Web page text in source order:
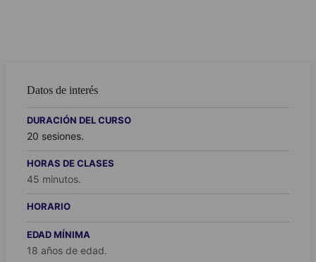
Datos de interés
DURACIÓN DEL CURSO
20 sesiones.
HORAS DE CLASES
45 minutos.
HORARIO
EDAD MÍNIMA
18 años de edad.